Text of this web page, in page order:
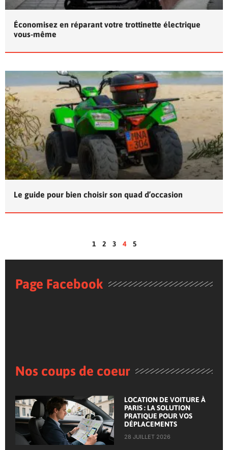
Économisez en réparant votre trottinette électrique
vous-même
Le guide pour bien choisir son quad d’occasion
1 2 3 4 5
Page Facebook
Nos coups de coeur
LOCATION DE VOITURE À
PARIS : LA SOLUTION
PRATIQUE POUR VOS
DÉPLACEMENTS
28 JUILLET 2026